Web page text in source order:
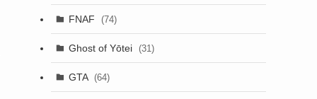
FNAF (74)
Ghost of Yōtei (31)
GTA (64)